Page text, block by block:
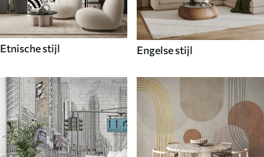
Etnische stijl Engelse stijl